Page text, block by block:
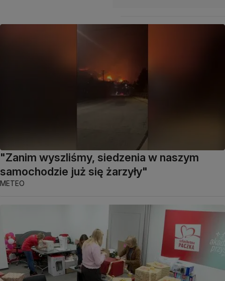
"Zanim wyszliśmy, siedzenia w naszym
samochodzie już się żarzyły"
METEO